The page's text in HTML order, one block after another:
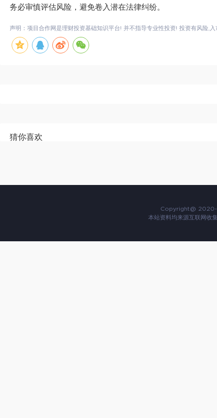
务必审慎评估风险，避免卷入潜在法律纠纷。
声明：项目合作网是理财投资基础知识平台! 并不指导专业性投资! 投资有风险,入
猜你喜欢
Copyright@ 2020-
本站资料均来源互联网收